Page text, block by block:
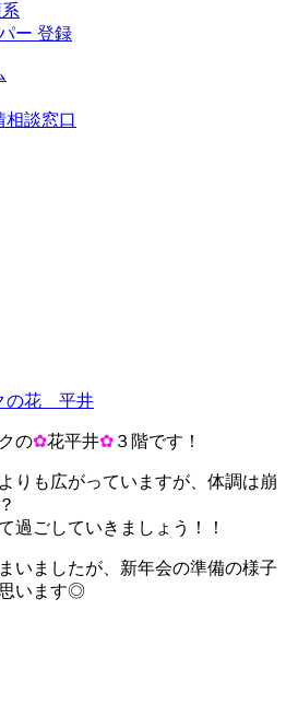
ー 登録
相談窓口
の花 平井
の✿花平井✿ ３階です！
りも広がっていますが、体調は崩
過ごしていきましょう！！
いましたが、新年会の準備の様子
います◎